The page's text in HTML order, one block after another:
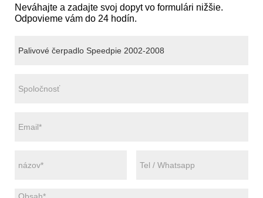
Neváhajte a zadajte svoj dopyt vo formulári nižšie.
Odpovieme vám do 24 hodín.